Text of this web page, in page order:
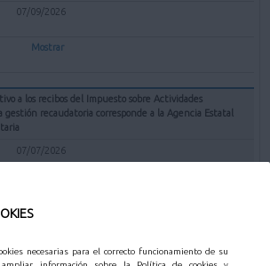
necesarias para el correcto funcionamiento de su
07/09/2026
Mostrar
a los recibos del Impuesto sobre Actividades
gestión recaudatoria corresponde a la Agencia Estatal
07/07/2026
Mostrar